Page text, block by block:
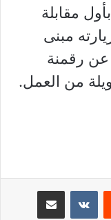
مقابلة
مبنى
عن رقمنة
من العمل.
مشاركة عبر البريد